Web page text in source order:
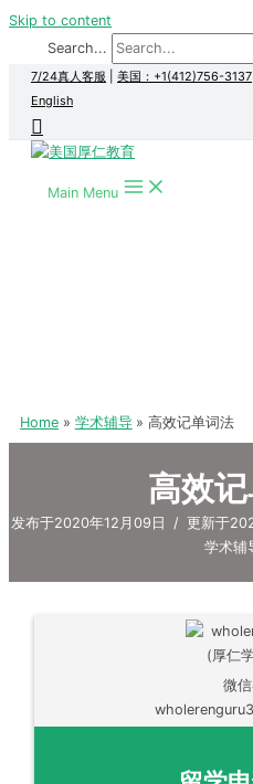
Skip to content
Search...
7/24真人客服 美国：+1(412)756-3137
English
Main Menu
Home 学术辅导 高效记单词法
高效
发布于2020年12月09日 / 更新于
学术辅
微
wholerenguru3